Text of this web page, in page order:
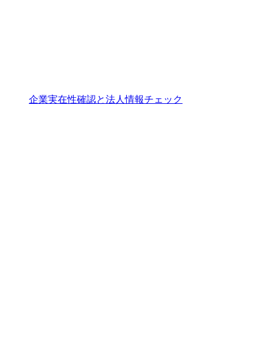
企業実在性確認と法人情報チェック